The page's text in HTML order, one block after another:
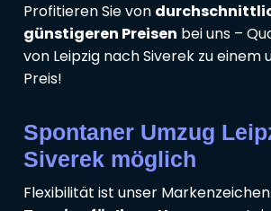
Profitieren Sie von
günstigeren Preisen bei uns –
von Leipzig nach Siverek zu einem
Preis!
Spontaner Umzug
Siverek möglich
Flexibilität ist unser Markenzeichen: